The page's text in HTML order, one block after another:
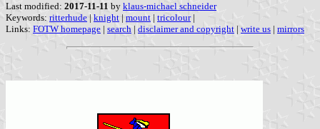
Last modified: 2017-11-11 by klaus-michael schneider
Keywords: ritterhude | knight | mount | tricolour|
Links: FOTW homepage | search | disclaimer and copyright | write us | mirrors